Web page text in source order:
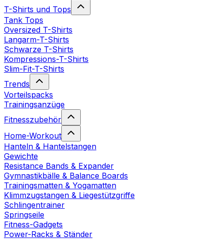
T-Shirts und Tops
Tank Tops
Oversized T-Shirts
Langarm-T-Shirts
Schwarze T-Shirts
Kompressions-T-Shirts
Slim-Fit-T-Shirts
Trends
Vorteilspacks
Trainingsanzüge
Fitnesszubehör
Home-Workout
Hanteln & Hantelstangen
Gewichte
Resistance Bands & Expander
Gymnastikbälle & Balance Boards
Trainingsmatten & Yogamatten
Klimmzugstangen & Liegestützgriffe
Schlingentrainer
Springseile
Fitness-Gadgets
Power-Racks & Ständer